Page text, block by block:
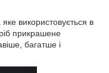
використовується в
прикрашене
багатше і